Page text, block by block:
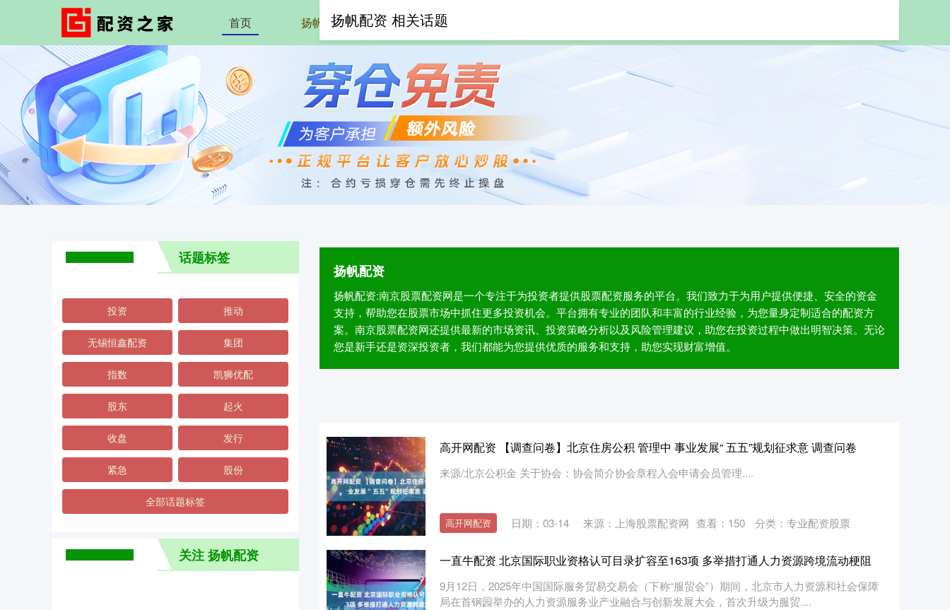
首页 扬帆配资 在线配资网
扬帆配资
扬帆配资:南京股票配资网是一个专注于为投资者提供股票配资服务的平台。我们致力于为用户提供便捷、安全的资金
支持，帮助您在股票市场中抓住更多投资机会。平台拥有专业的团队和丰富的行业经验，为您量身定制适合的配资方
案。南京股票配资网还提供最新的市场资讯、投资策略分析以及风险管理建议，助您在投资过程中做出明智决策。无论
您是新手还是资深投资者，我们都能为您提供优质的服务和支持，助您实现财富增值。
扬帆配资 相关话题
高开网配资 【调查问卷】北京住房公积 管理中 事业发展“ 五五”规划征求意 调查问卷
来源/北京公积金 关于协会：协会简介协会章程入会申请会员管理....
高开网配资 日期：03-14 来源：上海股票配资网 查看： 150 分类： 专业配资股票
一直牛配资 北京国际职业资格认可目录扩容至163项 多举措打通人力资源跨境流动梗阻
9月12日，2025年中国国际服务贸易交易会（下称“服贸会”）期间，北京市人力资源和社会保障
局在首钢园举办的人力资源服务业产业融合与创新发展大会，首次升级为服贸....
话题标签
投资 推动
无锡恒鑫配资 集团
指数 凯狮优配
股东 起火
收盘 发行
紧急 股份
全部话题标签
关注 扬帆配资